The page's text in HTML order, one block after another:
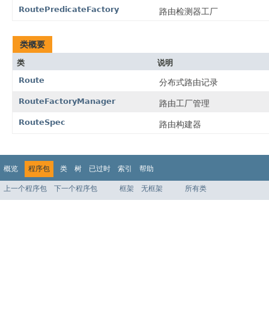
RoutePredicateFactory 路由检测器工厂
类概要
类
说明
Route
分布式路由记录
RouteFactoryManager 路由工厂管理
RouteSpec 路由构建器
概览 程序包 类 树 已过时 索引 帮助
上一个程序包 下一个程序包 框架 无框架 所有类